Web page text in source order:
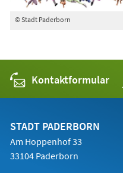
© Stadt Paderborn
Kontaktformular
STADT PADERBORN
Am Hoppenhof 33
33104 Paderborn